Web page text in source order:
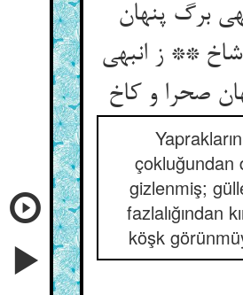
برگ پنهان
** ز انبهی
Yaprakların
çokluğundan
gizlenmiş;
fazlalığından
köşk